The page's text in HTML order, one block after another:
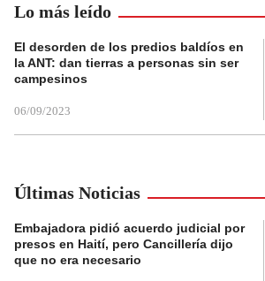
Lo más leído
El desorden de los predios baldíos en
la ANT: dan tierras a personas sin ser
campesinos
06/09/2023
Últimas Noticias
Embajadora pidió acuerdo judicial por
presos en Haití, pero Cancillería dijo
que no era necesario